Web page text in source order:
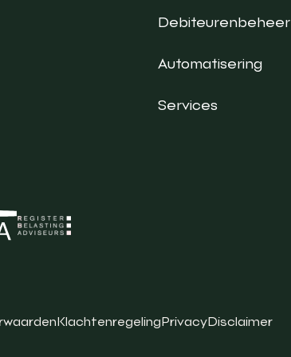
Debiteurenbeheer
Automatisering
Services
KlachtenregelingPrivacyDisclaimer